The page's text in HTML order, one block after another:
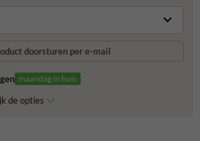
doorsturen per e-mail
maandag in huis
de opties